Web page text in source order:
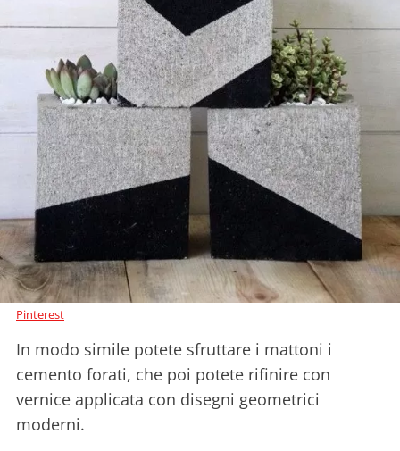
Pinterest
In modo simile potete sfruttare i mattoni i
cemento forati, che poi potete rifinire con
vernice applicata con disegni geometrici
moderni.